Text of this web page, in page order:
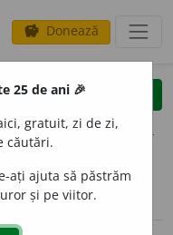
savings Donează
clear
opțiuni
25 de ani 🎉
gratuit, zi de zi,
căutări.
ați ajuta să păstrăm
și pe viitor.